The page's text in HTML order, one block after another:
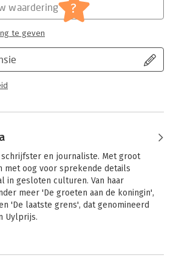
waardering ?
te geven
schrijfster en journaliste. Met groot
met oog voor sprekende details
in gesloten culturen. Van haar
meer 'De groeten aan de koningin',
'De laatste grens', dat genomineerd
Uylprijs.
het Duits vertaald en wordt verfilmd.
door Karin Anema